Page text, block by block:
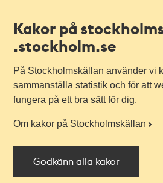
Kakor på
.stockholm.se
På Stockholmskällan använder vi
sammanställa statistik och för att
fungera på ett bra sätt för dig.
Om kakor på Stockholmskällan
Godkänn alla kakor